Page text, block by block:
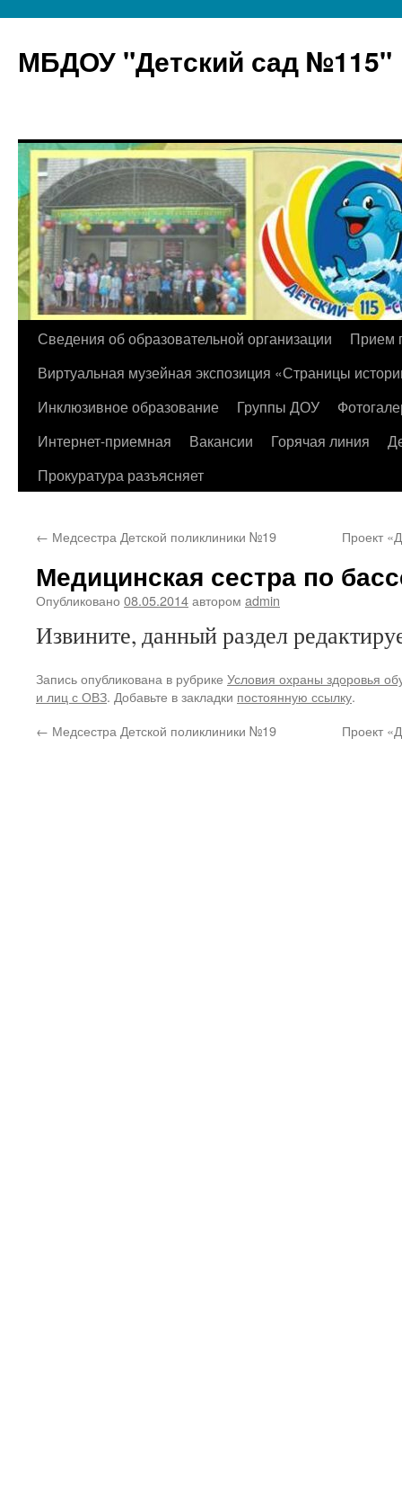
МБДОУ "Детский сад №115"
Перейти
содержимому
Сведения об образовательной организации
Прием
Виртуальная музейная экспозиция «Страницы
Инклюзивное образование
Группы ДОУ
Интернет-приемная
Вакансии Горячая линия
Прокуратура разъясняет
← Медсестра Детской поликлиники №19 Проект
Медицинская сестра по
Опубликовано 08.05.2014автором admin
Извините, данный раздел
Запись опубликована в рубрике Условия охраны здоровья
и лиц с ОВЗ. Добавьте в закладки постоянную ссылку.
← Медсестра Детской поликлиники №19 Проект